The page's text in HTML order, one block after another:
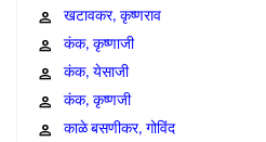
खटावकर, कृष्णराव
कंक, कृष्णाजी
कंक, येसाजी
कंक, कृष्णजी
काळे बसणीकर, गोविंद